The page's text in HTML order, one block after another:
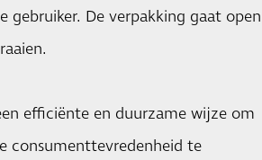
De verpakking gaat open
efficiënte en duurzame wijze om
consumenttevredenheid te